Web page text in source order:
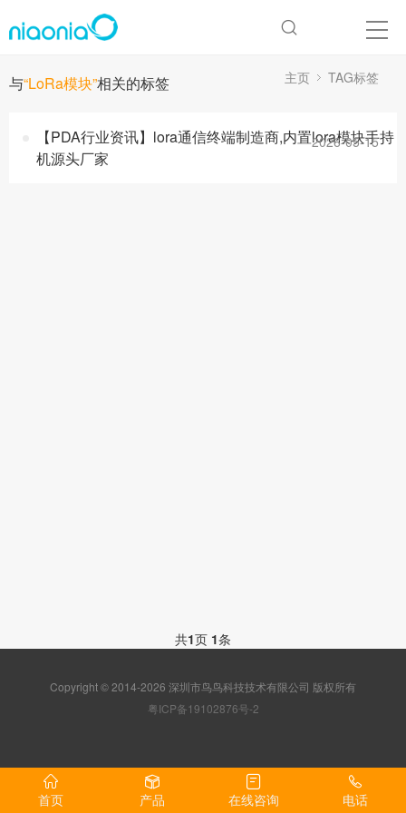
与“LoRa模块”相关的标签 主页 TAG标签
【PDA行业资讯】lora通信终端制造商,内置lora模块手持
机源头厂家
2026-05-15
共1页 1条
Copyright © 2014-2026 深圳市鸟鸟科技技术有限公司 版权所有
粤ICP备19102876号-2
首页 产品 在线咨询 电话